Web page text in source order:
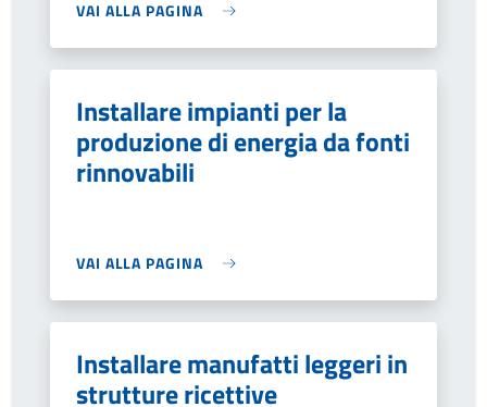
VAI ALLA PAGINA
Installare impianti per la
produzione di energia da fonti
rinnovabili
VAI ALLA PAGINA
Installare manufatti leggeri in
strutture ricettive